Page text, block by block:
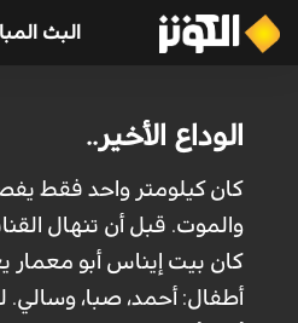
البث
الوداع الأخير..
كان كيلومتر واحد فقط
والموت. قبل أن تنهال
كان بيت إيناس أبو معمار
أطفال: أحمد، صبا، وسالي.